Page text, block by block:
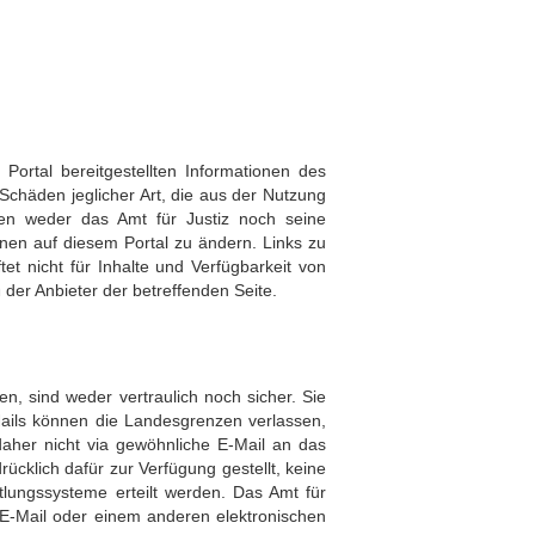
bereitgestellten Informationen des
jeglicher Art, die aus der Nutzung
weder das Amt für Justiz noch seine
auf diesem Portal zu ändern. Links zu
nicht für Inhalte und Verfügbarkeit von
Anbieter der betreffenden Seite.
sind weder vertraulich noch sicher. Sie
können die Landesgrenzen verlassen,
nicht via gewöhnliche E-Mail an das
dafür zur Verfügung gestellt, keine
erteilt werden. Das Amt für
Mail oder einem anderen elektronischen